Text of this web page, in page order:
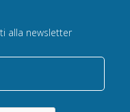
alla newsletter